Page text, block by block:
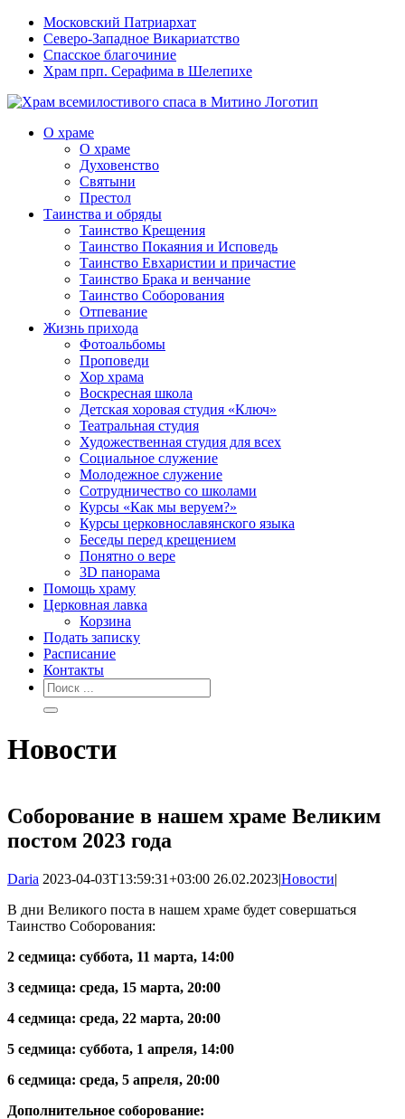
Московский Патриархат
Северо-Западное Викариатство
Спасское благочиние
Храм прп. Серафима в Шелепихе
О храме
О храме
Духовенство
Святыни
Престол
Таинства и обряды
Таинство Крещения
Таинство Покаяния и Исповедь
Таинство Евхаристии и причастие
Таинство Брака и венчание
Таинство Соборования
Отпевание
Жизнь прихода
Фотоальбомы
Проповеди
Хор храма
Воскресная школа
Детская хоровая студия «Ключ»
Театральная студия
Х​удожественная студия для всех
Социальное служение
Молодежное служение
Сотрудничество со школами
Курсы «Как мы веруем?»
Курсы церковнославянского языка
Беседы перед крещением
Понятно о вере
3D панорама
Помощь храму
Церковная лавка
Корзина
Подать записку
Расписание
Контакты
Новости
Соборование в нашем храме Великим
постом 2023 года
Daria 2023-04-03T13:59:31+03:00 26.02.2023|Новости|
В дни Великого поста в нашем храме будет совершаться
Таинство Соборования:
2 седмица: суббота, 11 марта, 14:00
3 седмица: среда, 15 марта, 20:00
4 седмица: среда, 22 марта, 20:00
5 седмица: суббота, 1 апреля, 14:00
6 седмица: среда, 5 апреля, 20:00
Дополнительное соборование: